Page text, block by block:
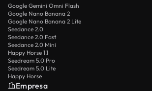
Google Gemini Omni Flash
Google Nano Banana 2
Google Nano Banana 2 Lite
Seedance 2.0
Seedance 2.0 Fast
Seedance 2.0 Mini
Happy Horse 1.1
Seedream 5.0 Pro
Seedream 5.0 Lite
Happy Horse
Empresa